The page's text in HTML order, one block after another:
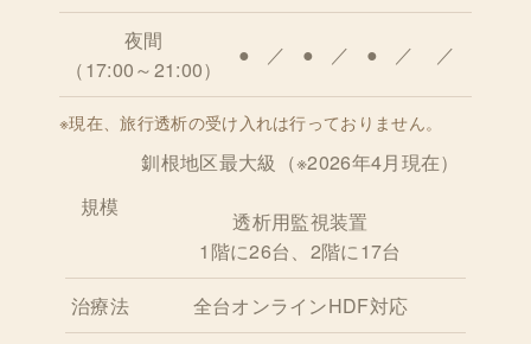
夜間
（17:00～21:00）
● ／ ● ／ ● ／ ／
※現在、旅行透析の受け入れは行っておりません。
規模
釧根地区最大級（※2026年4月現在）
透析用監視装置
1階に26台、2階に17台
治療法
全台オンラインHDF対応